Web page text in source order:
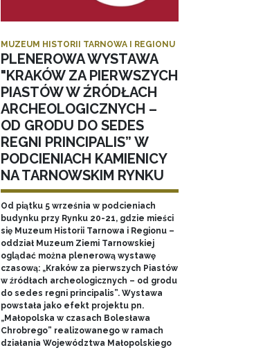
MUZEUM HISTORII TARNOWA I REGIONU
PLENEROWA WYSTAWA
"KRAKÓW ZA PIERWSZYCH
PIASTÓW W ŹRÓDŁACH
ARCHEOLOGICZNYCH –
OD GRODU DO SEDES
REGNI PRINCIPALIS” W
PODCIENIACH KAMIENICY
NA TARNOWSKIM RYNKU
Od piątku 5 września w podcieniach
budynku przy Rynku 20-21, gdzie mieści
się Muzeum Historii Tarnowa i Regionu –
oddział Muzeum Ziemi Tarnowskiej
oglądać można plenerową wystawę
czasową: „Kraków za pierwszych Piastów
w źródłach archeologicznych – od grodu
do sedes regni principalis”. Wystawa
powstała jako efekt projektu pn.
„Małopolska w czasach Bolesława
Chrobrego” realizowanego w ramach
działania Województwa Małopolskiego